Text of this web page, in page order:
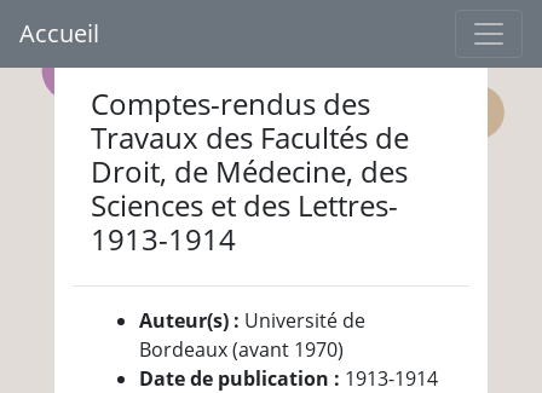
Accueil
Comptes-rendus des
Travaux des Facultés de
Droit, de Médecine, des
Sciences et des Lettres-
1913-1914
Auteur(s) : Université de
Bordeaux (avant 1970)
Date de publication : 1913-1914